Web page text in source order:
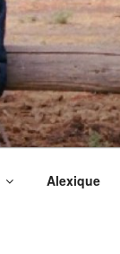
Alexique